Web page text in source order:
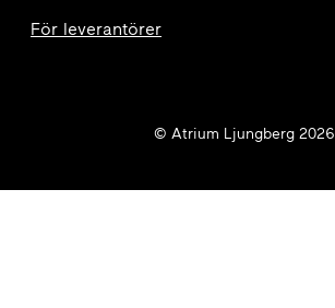
För leverantörer
© Atrium Ljungberg 2026